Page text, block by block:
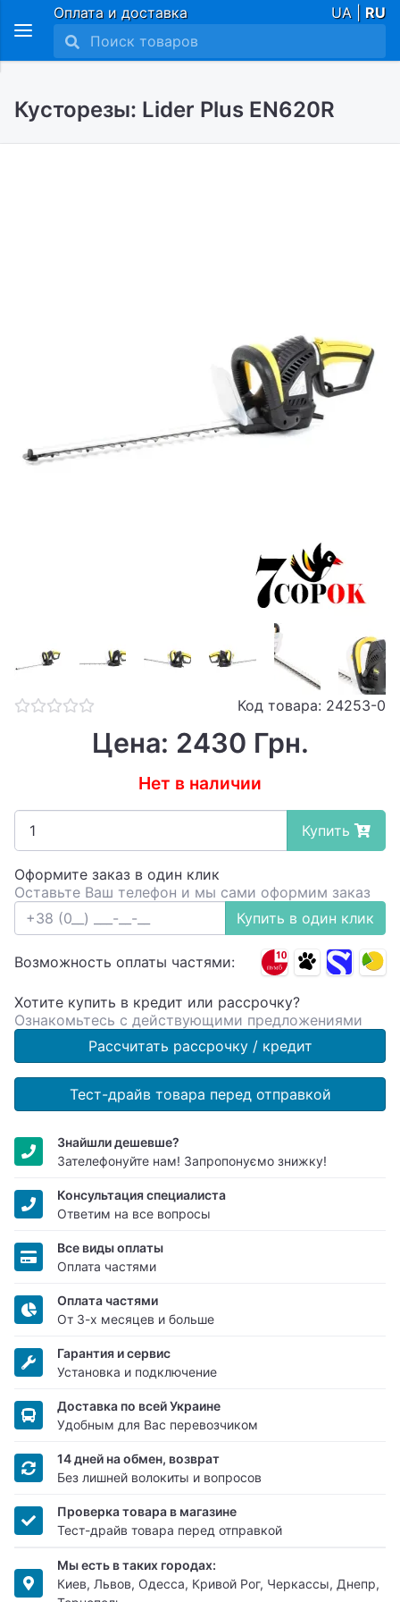
Оплата и доставка UA | RU
Кусторезы: Lider Plus EN620R
Код товара: 24253-0
Цена: 2430 Грн.
Нет в наличии
Купить
Оформите заказ в один клик
Оставьте Ваш телефон и мы сами оформим заказ
Купить в один клик
Возможность оплаты частями:
Хотите купить в кредит или рассрочку?
Ознакомьтесь с действующими предложениями
Рассчитать рассрочку / кредит
Тест-драйв товара перед отправкой
Знайшли дешевше?
Зателефонуйте нам! Запропонуємо знижку!
Консультация специалиста
Ответим на все вопросы
Все виды оплаты
Оплата частями
Оплата частями
От 3-х месяцев и больше
Гарантия и сервис
Установка и подключение
Доставка по всей Украине
Удобным для Вас перевозчиком
14 дней на обмен, возврат
Без лишней волокиты и вопросов
Проверка товара в магазине
Тест-драйв товара перед отправкой
Мы есть в таких городах:
Киев, Львов, Одесса, Кривой Рог, Черкассы, Днепр,